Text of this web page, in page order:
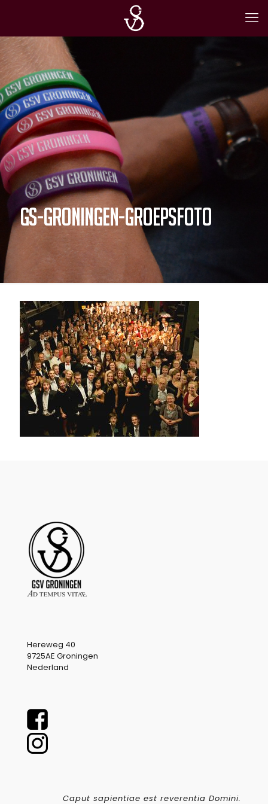
gs-groningen-groepsfoto
Hereweg 40
9725AE Groningen
Nederland
Caput sapientiae est reverentia Domini.